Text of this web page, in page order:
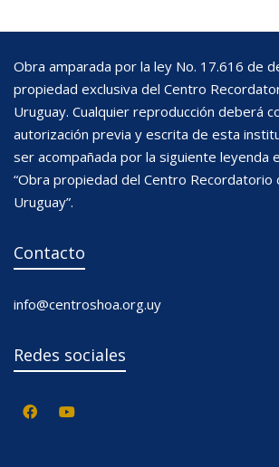
Obra amparada por la ley No. 17.616 de
propiedad exclusiva del Centro
Uruguay. Cualquier reproducción deberá
autorización previa y escrita de esta
ser acompañada por la siguiente leyenda
“Obra propiedad del Centro Recordatorio
Uruguay”.
Contacto
info@centroshoa.org.uy
Redes sociales